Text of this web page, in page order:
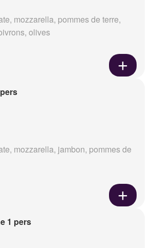
mozzarella, pommes de terre,
olives
mozzarella, jambon, pommes de
1 pers